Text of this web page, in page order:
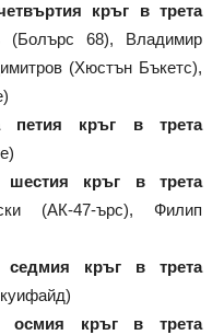
кръг в трета
(Болърс 68), Владимир
(Хюстън Бъкетс),
петия кръг в трета
шестия кръг в трета
(АК-47-ърс), Филип
седмия кръг в трета
осмия кръг в трета